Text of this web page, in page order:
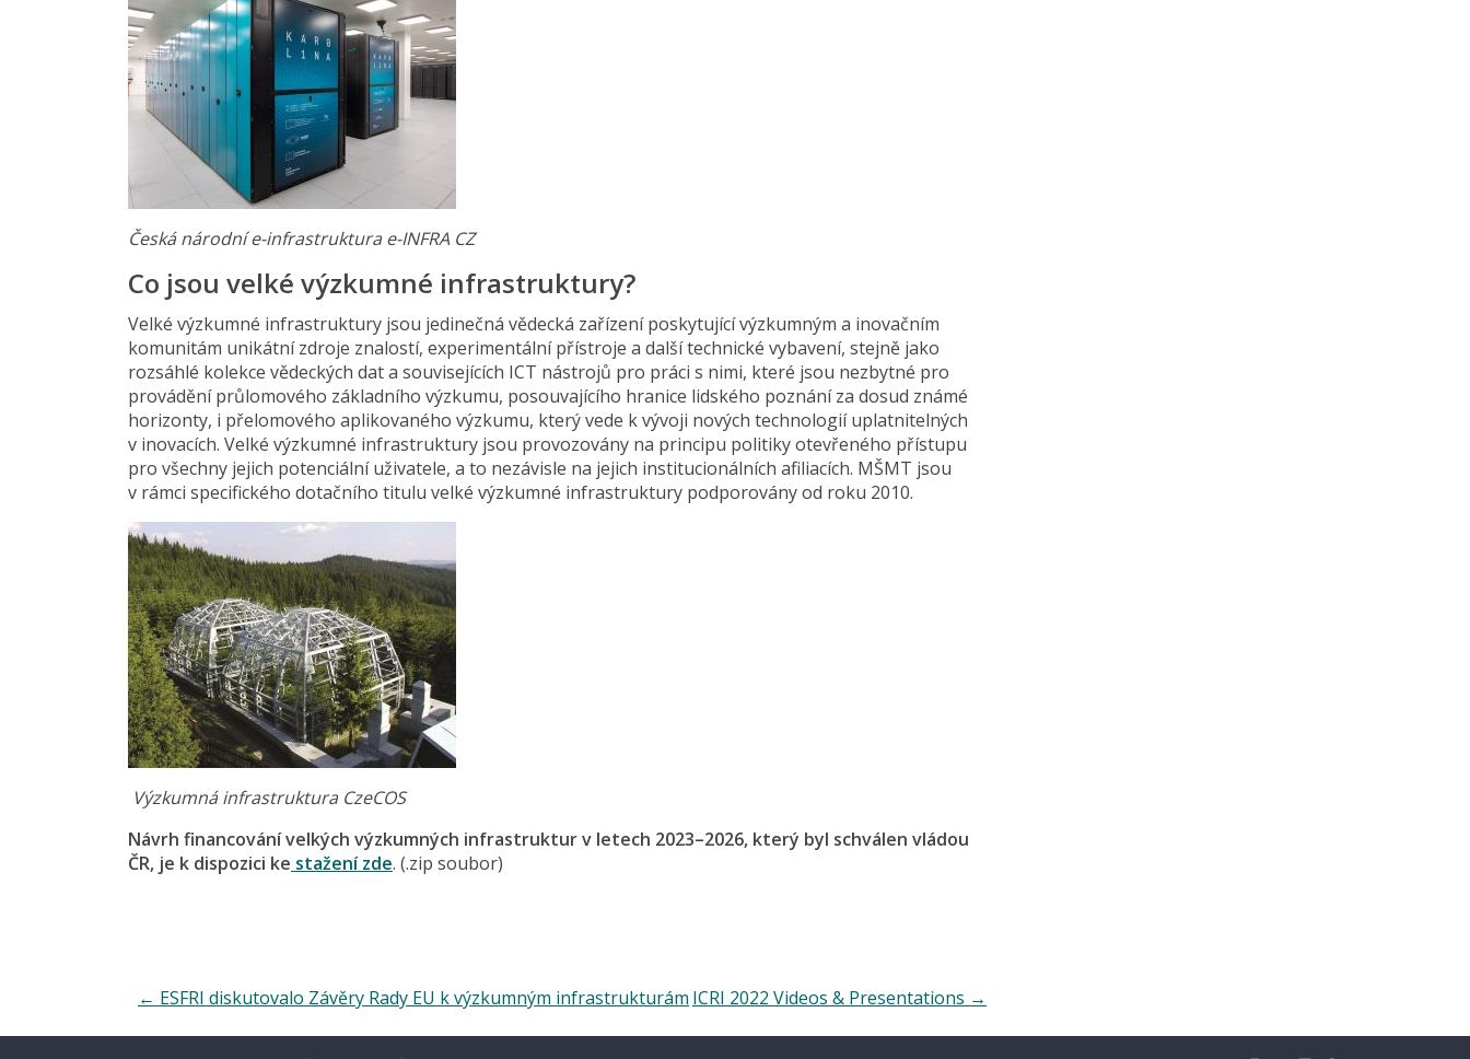
Česká národní e-infrastruktura e-INFRA CZ
Co jsou velké výzkumné infrastruktury?
Velké výzkumné infrastruktury jsou jedinečná vědecká zařízení poskytující výzkumným a inovačním
komunitám unikátní zdroje znalostí, experimentální přístroje a další technické vybavení, stejně jako
rozsáhlé kolekce vědeckých dat a souvisejících ICT nástrojů pro práci s nimi, které jsou nezbytné pro
provádění průlomového základního výzkumu, posouvajícího hranice lidského poznání za dosud známé
horizonty, i přelomového aplikovaného výzkumu, který vede k vývoji nových technologií uplatnitelných
v inovacích. Velké výzkumné infrastruktury jsou provozovány na principu politiky otevřeného přístupu
pro všechny jejich potenciální uživatele, a to nezávisle na jejich institucionálních afiliacích. MŠMT jsou
v rámci specifického dotačního titulu velké výzkumné infrastruktury podporovány od roku 2010.
Výzkumná infrastruktura CzeCOS
Návrh financování velkých výzkumných infrastruktur v letech 2023–2026, který byl schválen vládou
ČR, je k dispozici ke stažení zde. (.zip soubor)
← ESFRI diskutovalo Závěry Rady EU k výzkumným infrastrukturám ICRI 2022 Videos & Presentations →